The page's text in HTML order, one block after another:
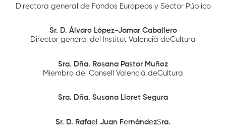
Directora general de Fondos Europeos y Sector Público
Sr. D. Álvaro López-Jamar Caballero
Director general del Institut Valencià deCultura
Sra. Dña. Rosana Pastor Muñoz
Miembro del Consell Valencià deCultura
Sra. Dña. Susana Lloret Segura
Sr. D. Rafael Juan FernándezSra.